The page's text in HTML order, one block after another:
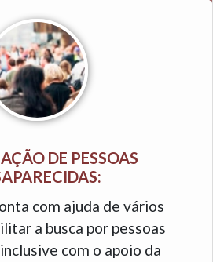
DE PESSOAS
com ajuda de vários
a busca por pessoas
com o apoio da